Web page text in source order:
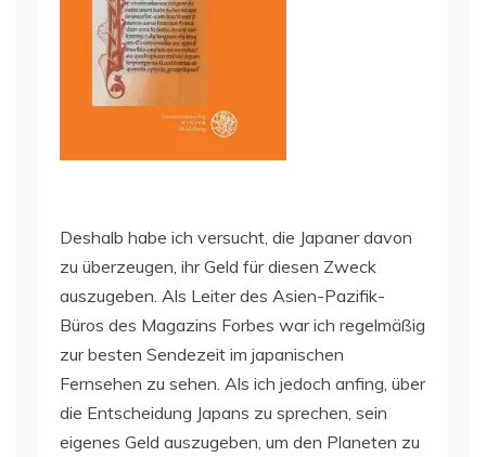
Deshalb habe ich versucht, die Japaner davon
zu überzeugen, ihr Geld für diesen Zweck
auszugeben. Als Leiter des Asien-Pazifik-
Büros des Magazins Forbes war ich regelmäßig
zur besten Sendezeit im japanischen
Fernsehen zu sehen. Als ich jedoch anfing, über
die Entscheidung Japans zu sprechen, sein
eigenes Geld auszugeben, um den Planeten zu